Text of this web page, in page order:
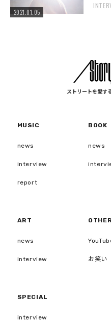
2021.01.05
ストリートを愛す
MUSIC
news
interview
report
BOOK
news
ART
news
interview お笑い
SPECIAL
interview